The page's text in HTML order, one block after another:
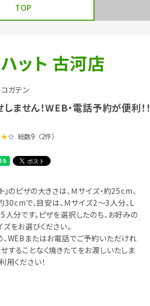
TOP
ット 古河店
ガテン
ません！WEB・電話予約が便利！！
☆ 総数9 （2件）
』のピザの大きさは、Ｍサイズ・約25cm、
30cmで、目安は、Ｍサイズ2～3人分、L
人分です。ピザを選択したのち、お好みの
をお選びください。
、WEBまたはお電話でご予約いただけれ
せすることなく焼きたてをお渡しいたしま
用ください！